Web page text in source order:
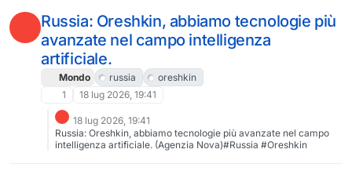
Russia: Oreshkin, abbiamo tecnologie più
avanzate nel campo intelligenza
artificiale.
Mondo russia
oreshkin
1
18 lug 2026, 19:41
18 lug 2026, 19:41
Russia: Oreshkin, abbiamo tecnologie più avanzate nel campo
intelligenza artificiale. (Agenzia Nova)#Russia #Oreshkin